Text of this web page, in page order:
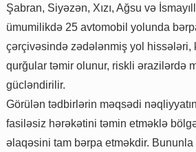
Şabran, Siyəzən, Xızı, Ağsu və
ümumilikdə 25 avtomobil yolunda
çərçivəsində zədələnmiş yol hissələri,
qurğular təmir olunur, riskli ərazilərdə
gücləndirilir.
Görülən tədbirlərin məqsədi
fasiləsiz hərəkətini təmin etməklə
əlaqəsini tam bərpa etməkdir. Bununla